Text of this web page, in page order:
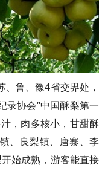
鲁、豫4省交界处，
录协会“中国酥梨第一
，肉多核小，甘甜酥
、良梨镇、唐寨、李
始成熟，游客能直接